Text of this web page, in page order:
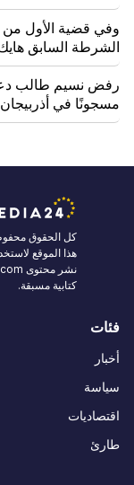
وفي قضية الأول من
الشرطة السابق
رفض نسيم طالب
مسجونًا في أذربيجان
كل الحقوق
هذا الموقع
كتابية مسبقة.
فئات
أخبار
سياسة
اقتصاديات
طارئ